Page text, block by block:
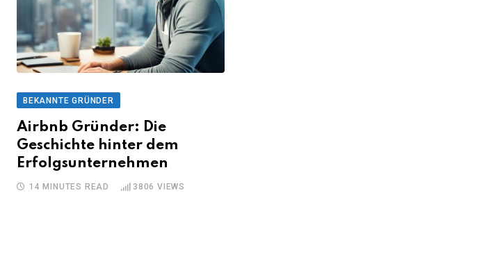
BEKANNTE GRÜNDER
Airbnb Gründer: Die
Geschichte hinter dem
Erfolgsunternehmen
14 MINUTES READ 3806 VIEWS